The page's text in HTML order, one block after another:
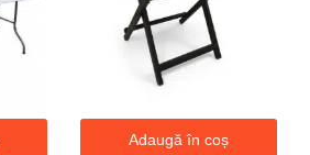
Adaugă în coș